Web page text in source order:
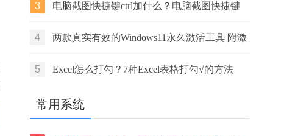
3
电脑截图快捷键ctrl加什么？电脑截图快捷键
ctrl组合使用方法
4
两款真实有效的Windows11永久激活工具 附激
活码
5
Excel怎么打勾？7种Excel表格打勾√的方法
常用系统